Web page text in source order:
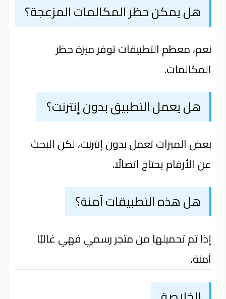
هل يمكن حظر المكالمات المزعجة؟
نعم، معظم التطبيقات توفر ميزة حظر
المكالمات.
هل يعمل التطبيق بدون إنترنت؟
بعض الميزات تعمل بدون إنترنت، لكن البحث
عن الأرقام يحتاج اتصالًا.
هل هذه التطبيقات آمنة؟
إذا تم تحميلها من متجر رسمي فهي غالبًا
آمنة.